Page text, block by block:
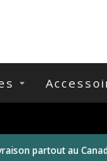
partout au